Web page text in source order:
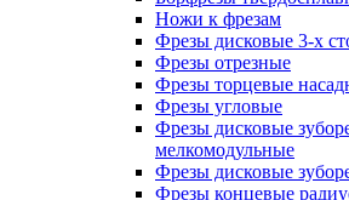
Ножи к фрезам
Фрезы дисковые 3-х
Фрезы отрезные
Фрезы торцевые
Фрезы угловые
Фрезы дисковые
мелкомодульные
Фрезы дисковые
Фрезы концевые